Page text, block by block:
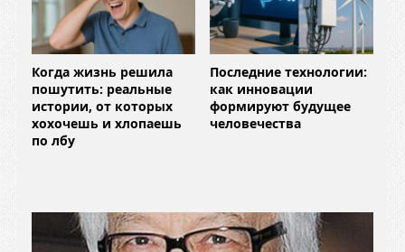
Когда жизнь решила
пошутить: реальные
истории, от которых
хохочешь и хлопаешь
по лбу
Последние технологии:
как инновации
формируют будущее
человечества